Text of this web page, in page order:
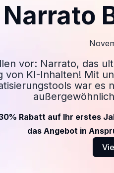
Narrato
vor: Narrato, das
von KI-Inhalten! Mit
war es
Rabatt auf Ihr erstes
das Angebot in